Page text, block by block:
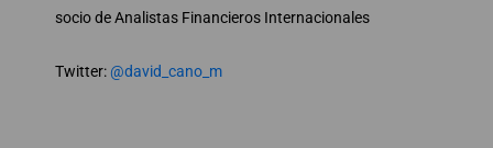
socio de Analistas Financieros Internacionales
Twitter:@david_cano_m